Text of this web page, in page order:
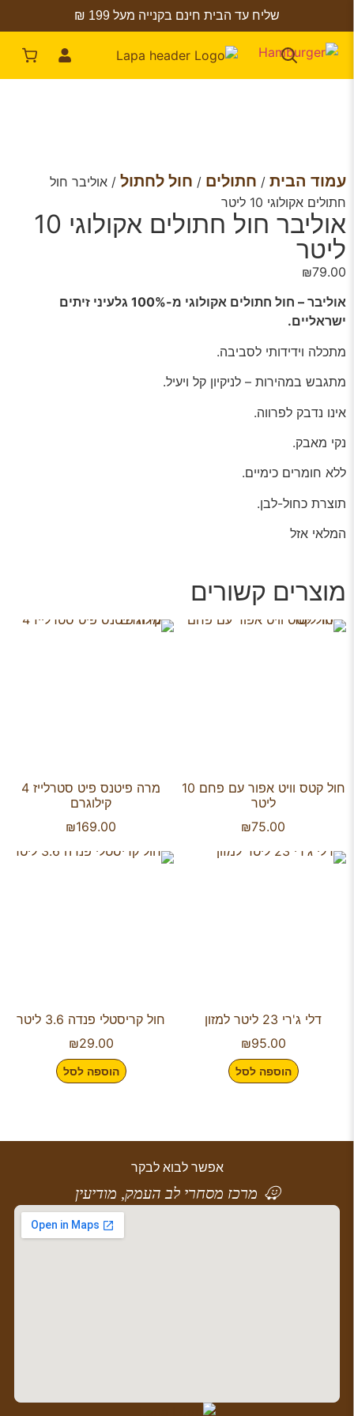
שליח עד הבית חינם בקנייה מעל 199 ₪
עמוד הבית / חתולים / חול לחתול / אוליבר חול
חתולים אקולוגי 10 ליטר
אוליבר חול חתולים אקולוגי 10
ליטר
₪79.00
אוליבר – חול חתולים אקולוגי מ-100% גלעיני זיתים
ישראליים.
מתכלה וידידותי לסביבה.
מתגבש במהירות – לניקיון קל ויעיל.
אינו נדבק לפרווה.
נקי מאבק.
ללא חומרים כימיים.
תוצרת כחול-לבן.
המלאי אזל
מוצרים קשורים
חול קטס וויט אפור עם פחם 10
ליטר
₪75.00
מרה פיטנס פיט סטרלייז 4
קילוגרם
₪169.00
דלי ג'רי 23 ליטר למזון
₪95.00
הוספה לסל
חול קריסטלי פנדה 3.6 ליטר
₪29.00
הוספה לסל
אפשר לבוא לבקר
מרכז מסחרי לב העמק, מודיעין